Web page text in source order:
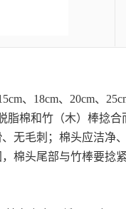
、18cm、20cm、
脂棉和竹（木）棒捻合
无毛刺；棉头应洁净
棉头尾部与竹棒要捻